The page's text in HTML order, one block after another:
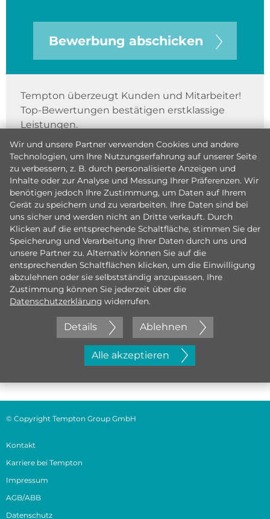
Bewerbung abschicken
Tempton überzeugt Kunden und Mitarbeiter!
Top-Bewertungen bestätigen erstklassige
Leistungen.
Jetzt initiativ bewerben
Wir und unsere Partner verwenden Cookies und andere
Technologien, um Ihre Nutzungserfahrung auf unserer Seite
zu verbessern, z. B. durch personalisierte Anzeigen und
Inhalte oder zur Analyse und Messung Ihrer Präferenzen. Wir
benötigen jedoch Ihre Zustimmung, um Daten auf Ihrem
Gerät zu speichern und zu verarbeiten. Ihre Daten sind bei
uns sicher und werden nicht an Dritte verkauft. Durch
Klicken auf die entsprechende Schaltfläche, stimmen Sie der
Speicherung und Verarbeitung Ihrer Daten durch uns und
unsere Partner zu. Alternativ können Sie auf die
entsprechenden Schaltflächen klicken, um die Einwilligung
abzulehnen oder sie selbstständig anzupassen. Ihre
Zustimmung können Sie jederzeit über die
Datenschutzerklärung widerrufen.
Details Ablehnen
Alle akzeptieren
© Copyright Tempton Group GmbH
Kontakt
Karriere bei Tempton
Impressum
AGB/ABB
Datenschutz